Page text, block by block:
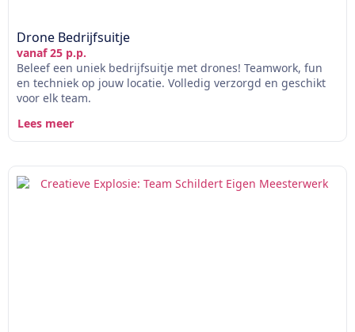
Drone Bedrijfsuitje
vanaf 25 p.p.
Beleef een uniek bedrijfsuitje met drones! Teamwork, fun
en techniek op jouw locatie. Volledig verzorgd en geschikt
voor elk team.
Lees meer